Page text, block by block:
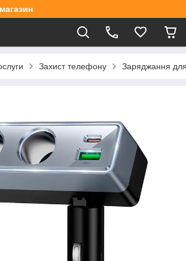
Захист телефону Заряджання